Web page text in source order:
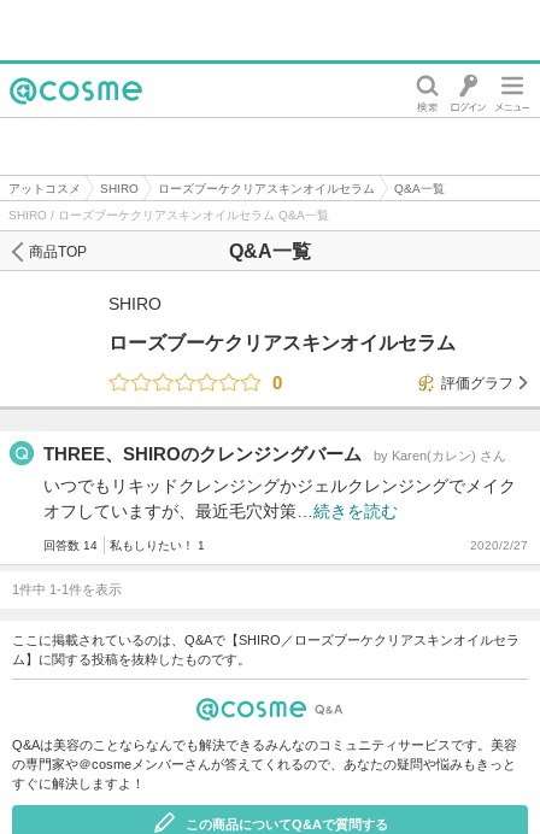
アットコスメ SHIRO ローズブーケクリアスキンオイルセラム
Q&A一覧
SHIRO / ローズブーケクリアスキンオイルセラム Q&A一覧
Q&A一覧
商品TOP
SHIRO
ローズブーケクリアスキンオイルセラム
0
評価グラフ
THREE、SHIROのクレンジングバーム by Karen(カレン) さん
いつでもリキッドクレンジングかジェルクレンジングでメイク
オフしていますが、最近毛穴対策… 続きを読む
回答数 14 私もしりたい！ 1 2020/2/27
1件中 1-1件を表示
ここに掲載されているのは、Q&Aで【SHIRO／ローズブーケクリアスキンオイルセラ
ム】に関する投稿を抜粋したものです。
Q&Aは美容のことならなんでも解決できるみんなのコミュニティサービスです。美容
の専門家や＠cosmeメンバーさんが答えてくれるので、あなたの疑問や悩みもきっと
すぐに解決しますよ！
この商品についてQ&Aで質問する